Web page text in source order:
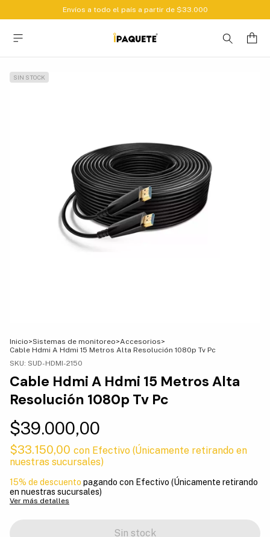
Envíos a todo el país a partir de $33.000
SIN STOCK
Inicio>Sistemas de monitoreo>Accesorios>
Cable Hdmi A Hdmi 15 Metros Alta Resolución 1080p Tv Pc
SKU: SUD-HDMI-2150
Cable Hdmi A Hdmi 15 Metros Alta
Resolución 1080p Tv Pc
$39.000,00
$33.150,00 con Efectivo (Únicamente retirando en
nuestras sucursales)
15% de descuento pagando con Efectivo (Únicamente retirando
en nuestras sucursales)
Ver más detalles